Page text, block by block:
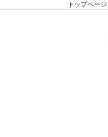
トップページ